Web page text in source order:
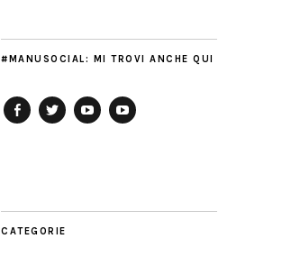
#MANUSOCIAL: MI TROVI ANCHE QUI
CATEGORIE